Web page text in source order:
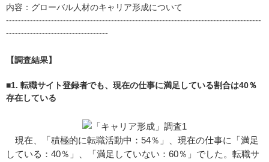
内容：グローバル人材のキャリア形成について
-------------------------------------------------------------------------------------
----------------------------------
【調査結果】
■1. 転職サイト登録者でも、現在の仕事に満足している割合は40％
存在している
現在、「積極的に転職活動中：54％」、現在の仕事に「満足
している：40％」、「満足していない：60％」でした。転職サ